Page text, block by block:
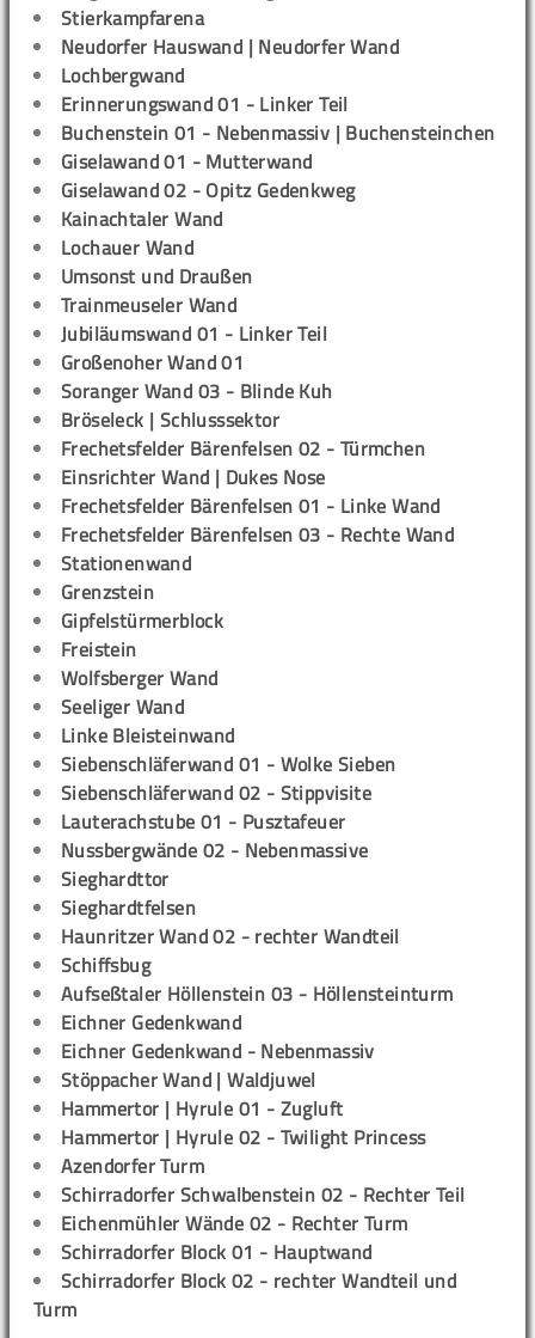
Stierkampfarena
Neudorfer Hauswand | Neudorfer Wand
Lochbergwand
Erinnerungswand 01 - Linker Teil
Buchenstein 01 - Nebenmassiv | Buchensteinchen
Giselawand 01 - Mutterwand
Giselawand 02 - Opitz Gedenkweg
Kainachtaler Wand
Lochauer Wand
Umsonst und Draußen
Trainmeuseler Wand
Jubiläumswand 01 - Linker Teil
Großenoher Wand 01
Soranger Wand 03 - Blinde Kuh
Bröseleck | Schlusssektor
Frechetsfelder Bärenfelsen 02 - Türmchen
Einsrichter Wand | Dukes Nose
Frechetsfelder Bärenfelsen 01 - Linke Wand
Frechetsfelder Bärenfelsen 03 - Rechte Wand
Stationenwand
Grenzstein
Gipfelstürmerblock
Freistein
Wolfsberger Wand
Seeliger Wand
Linke Bleisteinwand
Siebenschläferwand 01 - Wolke Sieben
Siebenschläferwand 02 - Stippvisite
Lauterachstube 01 - Pusztafeuer
Nussbergwände 02 - Nebenmassive
Sieghardttor
Sieghardtfelsen
Haunritzer Wand 02 - rechter Wandteil
Schiffsbug
Aufseßtaler Höllenstein 03 - Höllensteinturm
Eichner Gedenkwand
Eichner Gedenkwand - Nebenmassiv
Stöppacher Wand | Waldjuwel
Hammertor | Hyrule 01 - Zugluft
Hammertor | Hyrule 02 - Twilight Princess
Azendorfer Turm
Schirradorfer Schwalbenstein 02 - Rechter Teil
Eichenmühler Wände 02 - Rechter Turm
Schirradorfer Block 01 - Hauptwand
Schirradorfer Block 02 - rechter Wandteil und
Turm